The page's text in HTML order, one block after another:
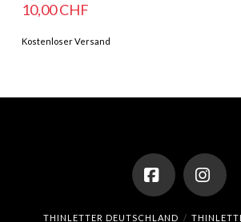
10,00CHF
Kostenloser Versand
Facebook
THINLETTER DEUTSCHLAND